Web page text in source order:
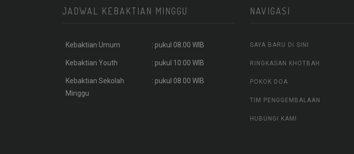
JADWAL KEBAKTIAN MINGGU
Kebaktian Umum : pukul 08.00 WIB
Kebaktian Youth : pukul 10.00 WIB
Kebaktian Sekolah
Minggu
: pukul 08.00 WIB
NAVIGASI
SAYA BARU DI SINI
RINGKASAN KHOTBAH
POKOK DOA
TIM PENGGEMBALAAN
HUBUNGI KAMI